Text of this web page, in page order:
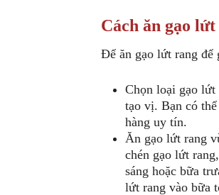
Cách ăn gạo
Để ăn gạo lứt rang để
Chọn loại gạo lứt
tạo vị. Bạn có
hàng uy tín.
Ăn gạo lứt rang
chén gạo lứt
sáng hoặc bữa
lứt rang vào bữa